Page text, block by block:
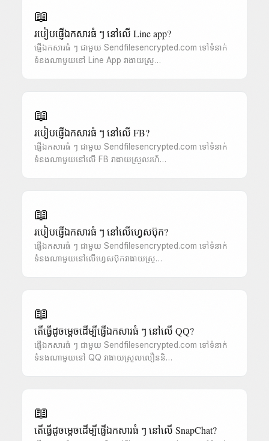
📖
របៀបផ្ញើឯកសារធំ ៗ នៅលើ Line app?
ផ្ញើឯកសារធំ ៗ ជាមួយ Sendfilesencrypted.com ទៅទំនាក់
ទំនងណាមួយនៅ Line App វាងាយស្រួ…
📖
របៀបផ្ញើឯកសារធំ ៗ នៅលើ FB?
ផ្ញើឯកសារធំ ៗ ជាមួយ Sendfilesencrypted.com ទៅទំនាក់
ទំនងណាមួយនៅលើ FB វាងាយស្រួលរហ័…
📖
របៀបផ្ញើឯកសារធំ ៗ នៅលើហ្វេសប៊ុក?
ផ្ញើឯកសារធំ ៗ ជាមួយ Sendfilesencrypted.com ទៅទំនាក់
ទំនងណាមួយនៅលើហ្វេសប៊ុកវាងាយស្រួ…
📖
តើធ្វើដូចម្តេចដើម្បីផ្ញើឯកសារធំ ៗ នៅលើ QQ?
ផ្ញើឯកសារធំ ៗ ជាមួយ Sendfilesencrypted.com ទៅទំនាក់
ទំនងណាមួយនៅ QQ វាងាយស្រួលលឿននិ…
📖
តើធ្វើដូចម្តេចដើម្បីផ្ញើឯកសារធំ ៗ នៅលើ SnapChat?